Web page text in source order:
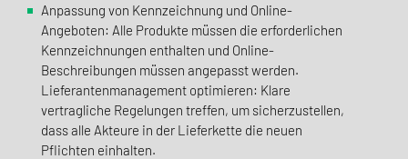
Anpassung von Kennzeichnung und Online-
Angeboten: Alle Produkte müssen die erforderlichen
Kennzeichnungen enthalten und Online-
Beschreibungen müssen angepasst werden.
Lieferantenmanagement optimieren: Klare
vertragliche Regelungen treffen, um sicherzustellen,
dass alle Akteure in der Lieferkette die neuen
Pflichten einhalten.